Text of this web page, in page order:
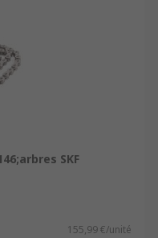
SKF
155,99 €/unité